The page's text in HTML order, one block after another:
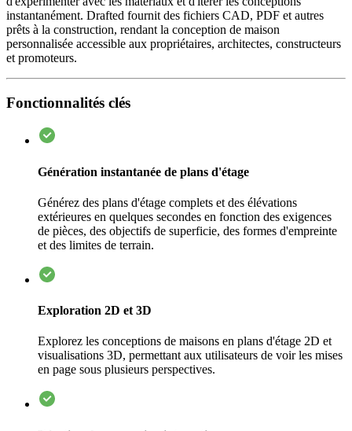
instantanément. Drafted fournit des fichiers CAD, PDF et autres
prêts à la construction, rendant la conception de maison
personnalisée accessible aux propriétaires, architectes, constructeurs
et promoteurs.
Fonctionnalités clés
Génération instantanée de plans d'étage
Générez des plans d'étage complets et des élévations
extérieures en quelques secondes en fonction des exigences
de pièces, des objectifs de superficie, des formes d'empreinte
et des limites de terrain.
Exploration 2D et 3D
Explorez les conceptions de maisons en plans d'étage 2D et
visualisations 3D, permettant aux utilisateurs de voir les mises
en page sous plusieurs perspectives.